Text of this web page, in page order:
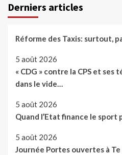
Derniers articles
Réforme des Taxis: surtout,
5 août 2026
« CDG » contre la CPS et
dans le vide…
5 août 2026
Quand l’Etat finance le sport
5 août 2026
Journée Portes ouvertes à